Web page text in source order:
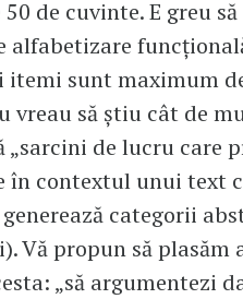
de cuvinte. E greu
alfabetizare
itemi sunt maximum
vreau să știu cât de
„sarcini de lucru care
contextul unui text
categorii
Vă propun să
„să argumentezi